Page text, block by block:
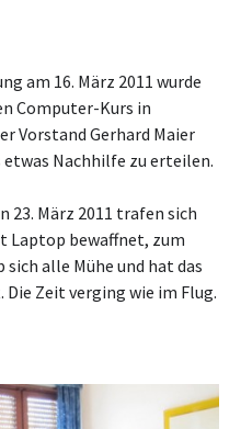
am 16. März 2011 wurde
Computer-Kurs in
Vorstand Gerhard Maier
Nachhilfe zu erteilen.
23. März 2011 trafen sich
Laptop bewaffnet, zum
alle Mühe und hat das
Zeit verging wie im Flug.